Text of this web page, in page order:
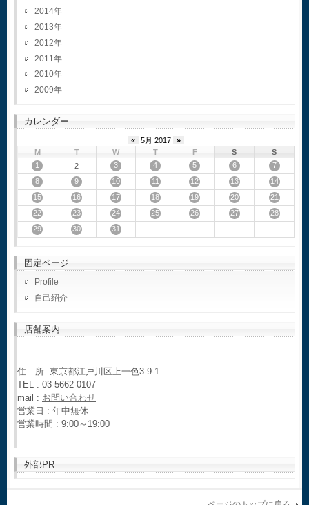
2014
2013
2012
2011
2010
2009
カレンダー
« 5月 2017
»
M
T W T F S
S
1
2 3 4 5 6
7
8
9 10 11 12 13
14
15
16 17 18 19 20
21
22
23 24 25 26 27
28
29
30 31
固定ページ
Profile
自己紹介
店舗案内
住 所: 東京都江戸川区上一色3-9-1
TEL : 03-5662-0107
mail : お問い合わせ
営業日 : 年中無休
営業時間 : 9:00～19:00
外部PR